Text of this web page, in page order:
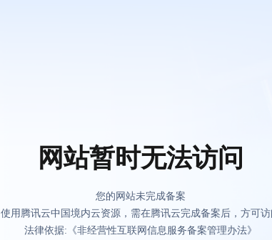
网站暂时无法访问
您的网站未完成备案
使用腾讯云中国境内云资源，需在腾讯云完成备案后，方可
法律依据:《非经营性互联网信息服务备案管理办法》